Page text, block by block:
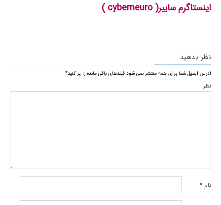
اینستاگرم سایبر( cyberneuro )
نظر بدهید
آدرس ایمیل شما برای همه منتشر نمی شود فیلدهای باقی مانده را پر کنید*
نظر
نام *